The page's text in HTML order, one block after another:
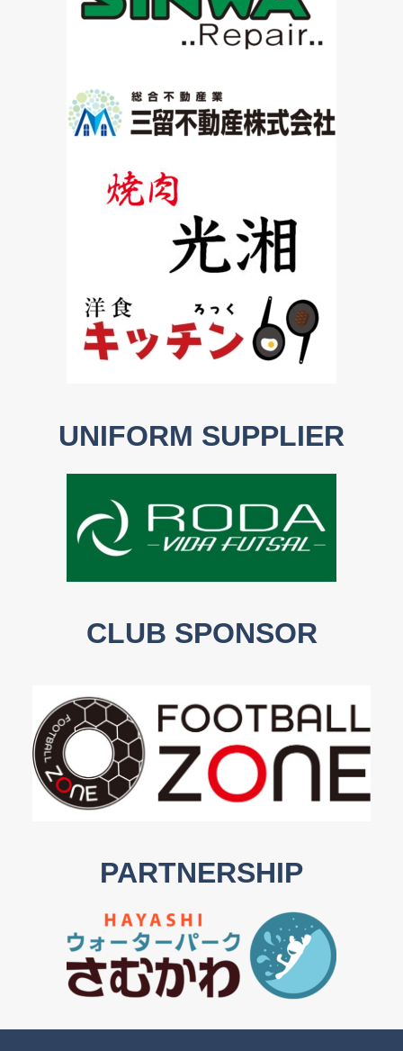
UNIFORM SUPPLIER
CLUB SPONSOR
PARTNERSHIP